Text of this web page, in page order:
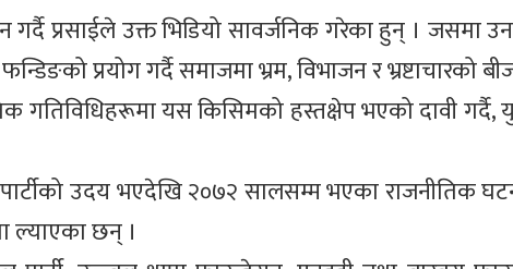
प्रसाईले उक्त भिडियो सावर्जनिक गरेका हुन् । जसमा
प्रयोग गर्दै समाजमा भ्रम, विभाजन र भ्रष्टाचारको
यस किसिमको हस्तक्षेप भएको दावी गर्दै,
उदय भएदेखि २०७२ सालसम्म भएका राजनीतिक
ल्याएका छन् ।